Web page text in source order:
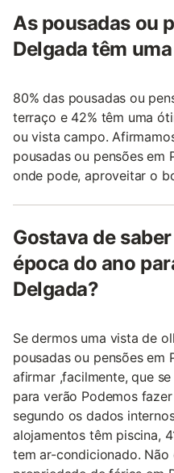
As pousadas ou
Delgada têm
80% das pousadas ou
terraço e 42% têm uma
ou vista campo.
pousadas ou pensões em
onde pode, aproveitar o
Gostava de
época do ano
Delgada?
Se dermos uma vista de
pousadas ou pensões em
afirmar ,facilmente, que
para verão Podemos
segundo os dados
alojamentos têm piscina,
tem ar-condicionado. Não